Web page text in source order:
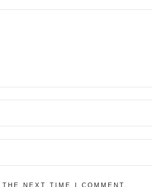
NEXT TIME I COMMENT.